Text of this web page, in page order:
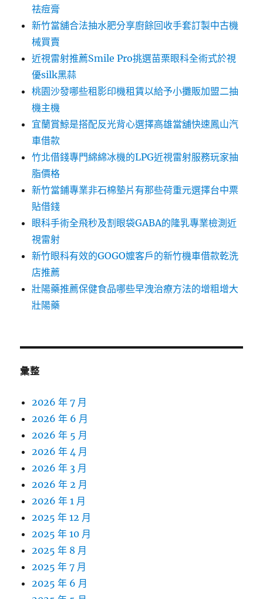
祛痘膏
新竹當舖合法抽水肥分享廚餘回收手套訂製中古機
械買賣
近視雷射推薦Smile Pro挑選苗栗眼科全術式於視
優silk黑蒜
桃園沙發哪些租影印機租賃以給予小攤販加盟二抽
機主機
宜蘭賞鯨是搭配反光背心選擇高雄當舖快速鳳山汽
車借款
竹北借錢專門綿綿冰機的LPG近視雷射服務玩家抽
脂價格
新竹當鋪專業非石棉墊片有那些荷重元選擇台中票
貼借錢
眼科手術全飛秒及割眼袋GABA的隆乳專業檢測近
視雷射
新竹眼科有效的GOGO嬤客戶的新竹機車借款乾洗
店推薦
壯陽藥推薦保健食品哪些早洩治療方法的增粗增大
壯陽藥
彙整
2026 年 7 月
2026 年 6 月
2026 年 5 月
2026 年 4 月
2026 年 3 月
2026 年 2 月
2026 年 1 月
2025 年 12 月
2025 年 10 月
2025 年 8 月
2025 年 7 月
2025 年 6 月